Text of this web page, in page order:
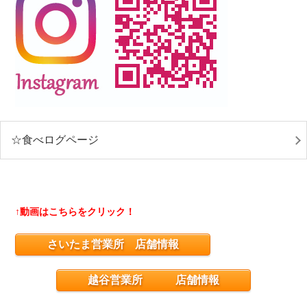
☆食べログページ
↑動画はこちらをクリック！
さいたま営業所 店舗情報
越谷営業所 店舗情報